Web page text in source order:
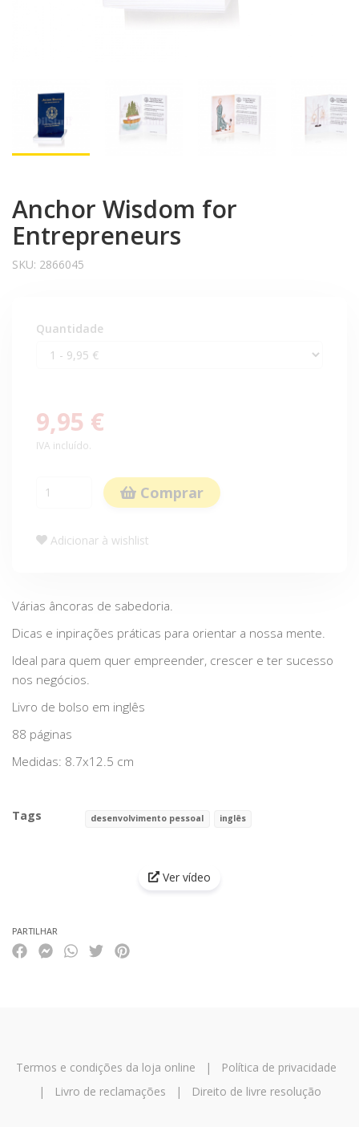
Anchor Wisdom for
Entrepreneurs
SKU: 2866045
Quantidade
9,95 €
IVA incluído.
Comprar
Adicionar à wishlist
Várias âncoras de sabedoria.
Dicas e inpirações práticas para orientar a nossa mente.
Ideal para quem quer empreender, crescer e ter sucesso
nos negócios.
Livro de bolso em inglês
88 páginas
Medidas: 8.7x12.5 cm
Tags desenvolvimento pessoal inglês
Ver vídeo
PARTILHAR
Termos e condições da loja online |
Política de privacidade
|
Livro de reclamações | Direito de livre resolução